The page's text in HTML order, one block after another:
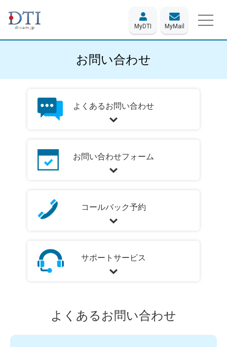
MyDTI MyMail
お問い合わせ
よくあるお問い合わせ
お問い合わせフォーム
コールバック予約
サポートサービス
よくあるお問い合わせ